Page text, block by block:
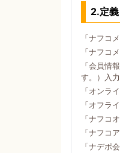
2.定義
「ナフコ
「ナフコ
「会員情
す。）入
「オンラ
「オフラ
「ナフコ
「ナフコ
「ナデポ